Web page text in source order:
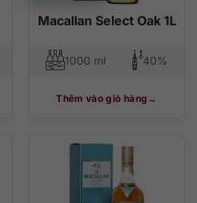
Macallan Select Oak 1L
1000 ml 40%
Thêm vào giỏ hàng